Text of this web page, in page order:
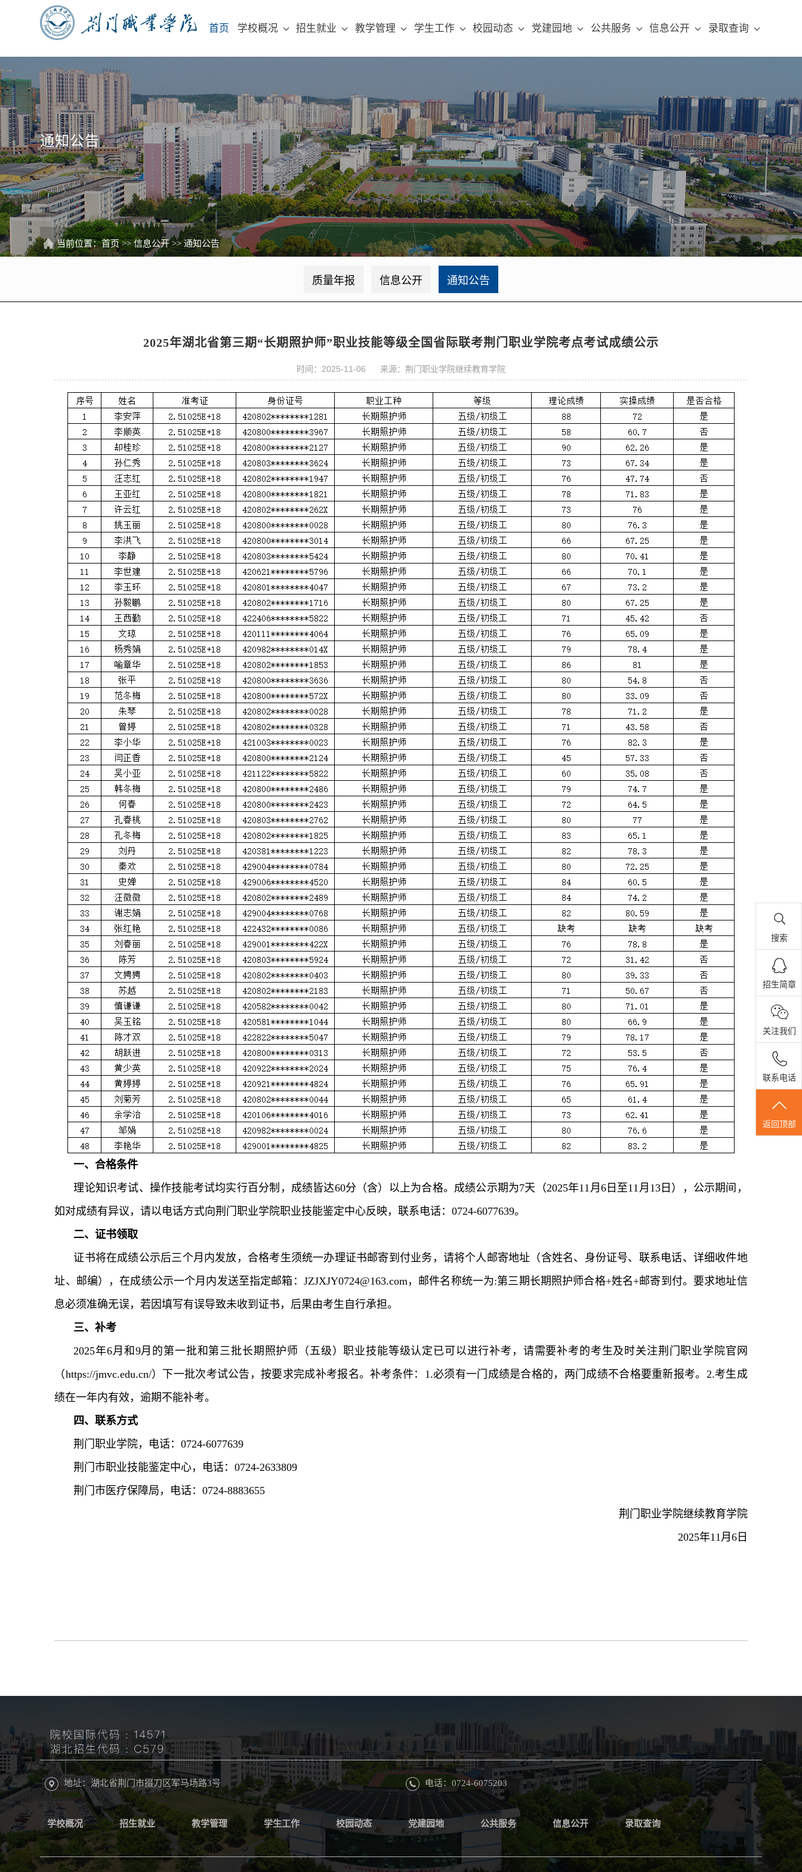
首页 学校概况 招生就业 教学管理 学生工作 校园动态 党建园地 公共服务 信息公开 录取查询
通知公告
当前位置：首页>>信息公开>>通知公告
质量年报 信息公开 通知公告
2025年湖北省第三期“长期照护师”职业技能等级全国省际联考荆门职业学院考点考试成绩公示
时间：2025-11-06 来源：荆门职业学院继续教育学院
一、合格条件
理论知识考试、操作技能考试均实行百分制，成绩皆达60分（含）以上为合格。成绩公示期为7天（2025年11月6日至11月13日），公示期间，
如对成绩有异议，请以电话方式向荆门职业学院职业技能鉴定中心反映，联系电话：0724-6077639。
二、证书领取
证书将在成绩公示后三个月内发放，合格考生须统一办理证书邮寄到付业务，请将个人邮寄地址（含姓名、身份证号、联系电话、详细收件地
址、邮编），在成绩公示一个月内发送至指定邮箱：JZJXJY0724@163.com，邮件名称统一为:第三期长期照护师合格+姓名+邮寄到付。要求地址信
息必须准确无误，若因填写有误导致未收到证书，后果由考生自行承担。
三、补考
2025年6月和9月的第一批和第三批长期照护师（五级）职业技能等级认定已可以进行补考，请需要补考的考生及时关注荆门职业学院官网
（https://jmvc.edu.cn/）下一批次考试公告，按要求完成补考报名。补考条件：1.必须有一门成绩是合格的，两门成绩不合格要重新报考。2.考生成
绩在一年内有效，逾期不能补考。
四、联系方式
荆门职业学院，电话：0724-6077639
荆门市职业技能鉴定中心，电话：0724-2633809
荆门市医疗保障局，电话：0724-8883655
荆门职业学院继续教育学院
2025年11月6日
地址：湖北省荆门市掇刀区军马场路3号 电话：0724-6075203
学校概况 招生就业 教学管理 学生工作 校园动态 党建园地 公共服务 信息公开 录取查询
搜索
招生简章
关注我们
联系电话
返回顶部